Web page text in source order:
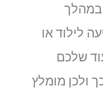
או
מומלץ